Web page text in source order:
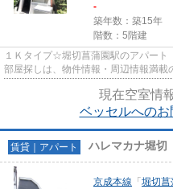
-
築年数：築15年
階数：5階建
１Ｋタイプ☆堀切菖蒲園駅のアパー
部屋探しは、物件情報・周辺情報満
現在空室情
ベッセルへの
賃貸｜アパート ハレマカナ堀切
京成本線 「 堀切菖